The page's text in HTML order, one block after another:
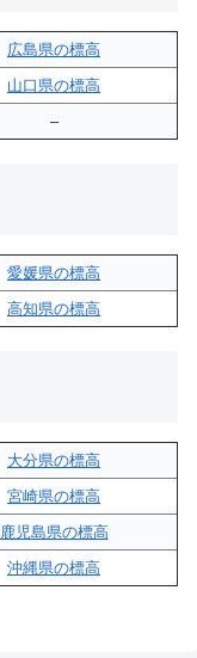
広島県の標高
山口県の標高
–
愛媛県の標高
高知県の標高
大分県の標高
宮崎県の標高
鹿児島県の標高
沖縄県の標高